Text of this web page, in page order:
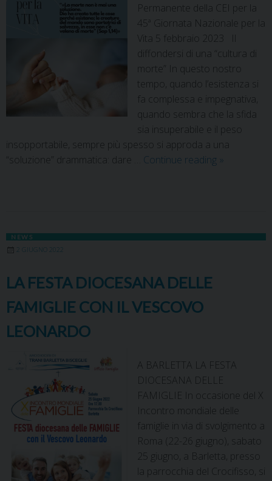
Permanente della CEI per la
45ª Giornata Nazionale per la
Vita 5 febbraio 2023 Il
diffondersi di una “cultura di
morte” In questo nostro
tempo, quando l’esistenza si
fa complessa e impegnativa,
quando sembra che la sfida
sia insuperabile e il peso
insopportabile, sempre più spesso si approda a una
“soluzione” drammatica: dare … Continue reading »
NEWS
2 GIUGNO 2022
LA FESTA DIOCESANA DELLE
FAMIGLIE CON IL VESCOVO
LEONARDO
A BARLETTA LA FESTA
DIOCESANA DELLE
FAMIGLIE In occasione del X
Incontro mondiale delle
famiglie in via di svolgimento a
Roma (22-26 giugno), sabato
25 giugno, a Barletta, presso
la parrocchia del Crocifisso, si